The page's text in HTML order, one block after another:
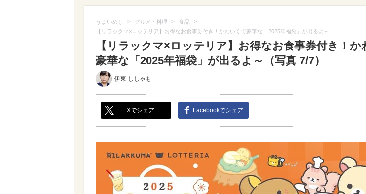
うまいめし > グルメ・料理 > 食品 >
【リラックマ×ロッテリア】お得なお食事券付き！かわいくて豪華な「2025年福袋」が出るよ～
【リラックマ×ロッテリア】お得なお食事券付き！か
豪華な「2025年福袋」が出るよ～（写真 7/7）
伊東 ししゃも
Xでシェア Facebookでシェア